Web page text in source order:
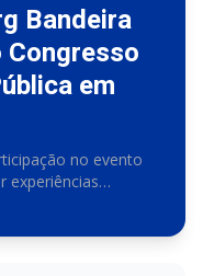
Bandeira
em
no evento
experiências